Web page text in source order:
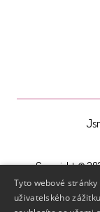
Copyright ©
Tyto webové
uživatelského